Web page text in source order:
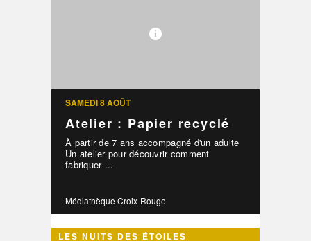
SAMEDI 8 AOÛT
Atelier : Papier recyclé
À partir de 7 ans accompagné d'un adulte
Un atelier pour découvrir comment
fabriquer ...
Médiathèque Croix-Rouge
LES NUITS DES ÉTOILES